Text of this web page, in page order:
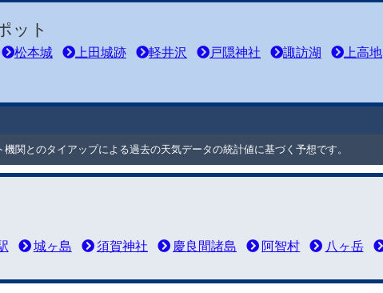
ット
松本城 上田城跡 軽井沢 戸隠神社 諏訪湖 上高地
関とのタイアップによる過去の天気データの統計値に基づく予想です。
城ヶ島 須賀神社 慶良間諸島 阿智村 八ヶ岳